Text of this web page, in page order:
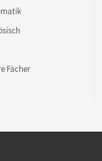
Fächer